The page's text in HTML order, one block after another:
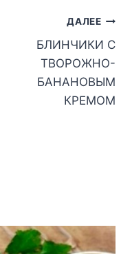
ДАЛЕЕ
БЛИНЧИКИ С
ТВОРОЖНО-
БАНАНОВЫМ
КРЕМОМ